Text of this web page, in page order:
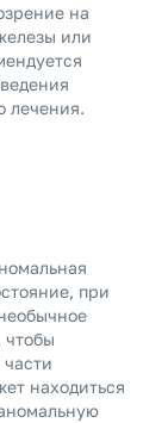
на
или
лечения.
при
чтобы
находиться